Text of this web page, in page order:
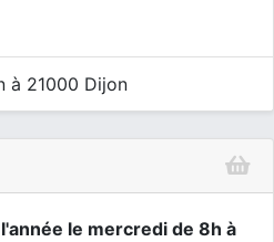
à 21000 Dijon
le mercredi de 8h à